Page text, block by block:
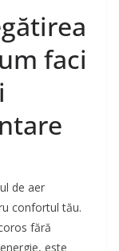
faci
de aer
confortul tău.
fără
este